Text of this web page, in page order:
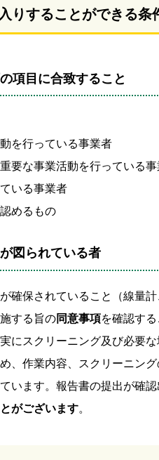
りすることができる条
項目に合致すること
を行っている事業者
要な事業活動を行っている
いる事業者
めるもの
図られている者
確保されていること（線量計
する旨の同意事項を確認する
にスクリーニング及び必要
、作業内容、スクリーニン
います。報告書の提出が確
がございます。